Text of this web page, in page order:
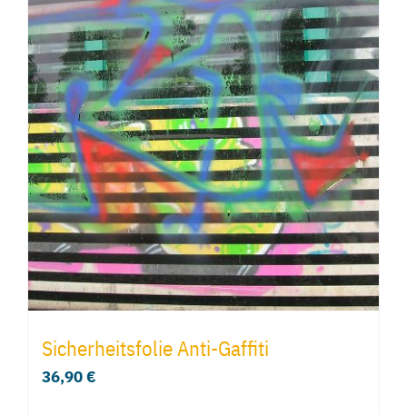
Sicherheitsfolie Anti-Gaffiti
36,90€